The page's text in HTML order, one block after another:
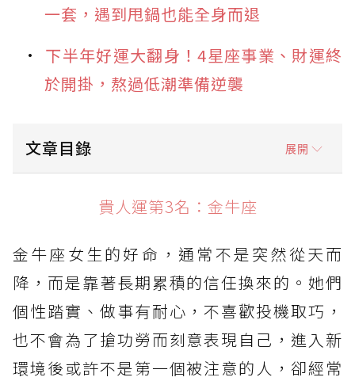
一套，遇到甩鍋也能全身而退
下半年好運大翻身！4星座事業、財運終
於開掛，熬過低潮準備逆襲
文章目錄 展開
貴人運第3名：金牛座
貴人運第1名：天秤座
貴人運第3名：金牛座
金牛座女生的好命，通常不是突然從天而
降，而是靠著長期累積的信任換來的。她們
個性踏實、做事有耐心，不喜歡投機取巧，
也不會為了搶功勞而刻意表現自己，進入新
環境後或許不是第一個被注意的人，卻經常